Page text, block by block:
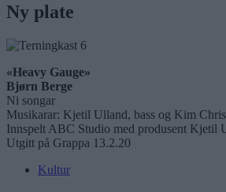
Ny plate
«Heavy Gauge»
Bjørn Berge
Ni songar
Musikarar: Kjetil Ulland, bass og Kim
Innspelt ABC Studio med produsent Kjetil
Utgitt på Grappa 13.2.20
Kultur